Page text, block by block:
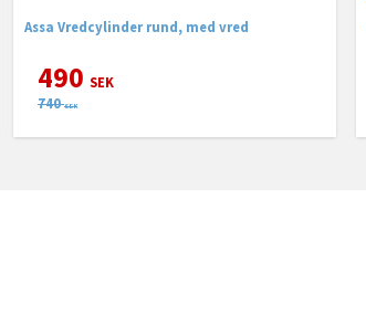
Assa Vredcylinder rund, med vred
490 SEK
740 SEK